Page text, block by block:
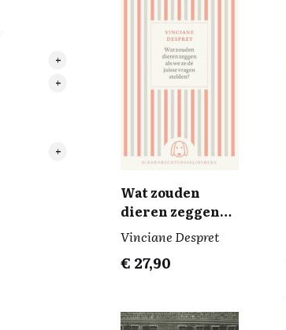
Wat zouden
dieren zeggen
als we ze de
juiste vragen
stelden?
Vinciane Despret
€ 27,90